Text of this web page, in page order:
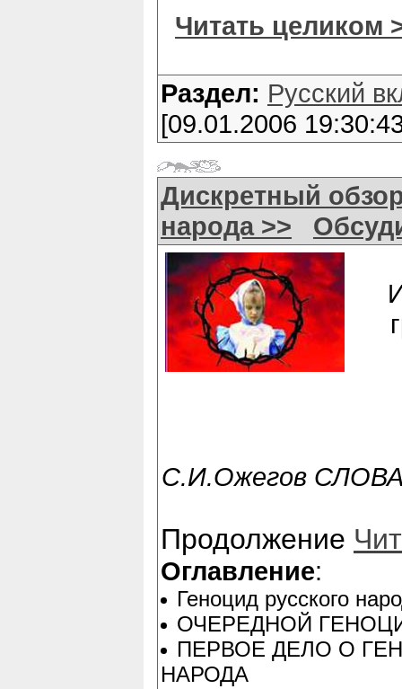
Читать целиком
Раздел: Русский
[09.01.2006
Дискретный
народа >>
С.И.Ожегов
Продолжение
Оглавление:
Геноцид русского
ОЧЕРЕДНОЙ
ПЕРВОЕ ДЕЛО О
НАРОДА